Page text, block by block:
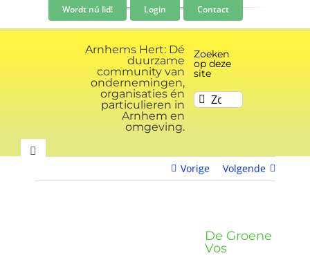
inhoud
Wordt nú lid! Login Contact
Arnhems Hert: Dé
duurzame
community van
ondernemingen,
organisaties én
particulieren in
Arnhem en
omgeving.
Zoeken
op deze
site
Zoeken
naar:
Toggle
Community
Vorige Volgende
De Groene
Vos